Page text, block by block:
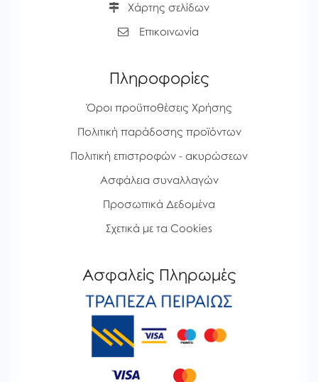
Χάρτης σελίδων
Επικοινωνία
Πληροφορίες
Όροι προϋποθέσεις Χρήσης
Πολιτική παράδοσης προϊόντων
Πολιτική επιστροφών - ακυρώσεων
Ασφάλεια συναλλαγών
Προσωπικά Δεδομένα
Σχετικά με τα Cookies
Ασφαλείς Πληρωμές